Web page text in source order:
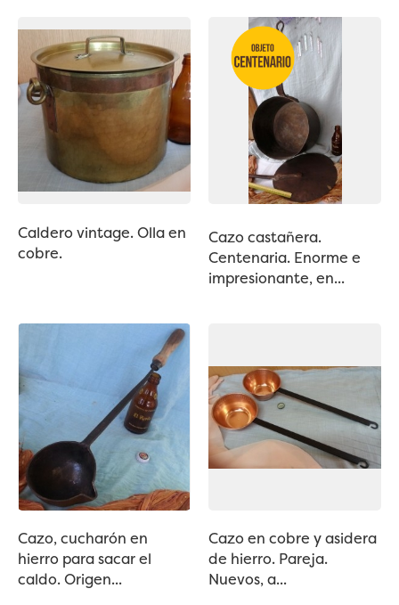
Caldero vintage. Olla en
cobre.
Cazo castañera.
Centenaria. Enorme e
impresionante, en...
Cazo, cucharón en
hierro para sacar el
caldo. Origen...
Cazo en cobre y asidera
de hierro. Pareja.
Nuevos, a...